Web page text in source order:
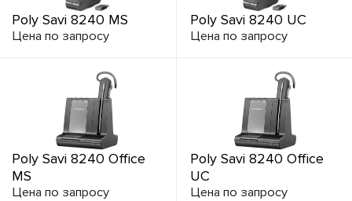
Poly Savi 8240 MS
Цена по запросу
Poly Savi 8240 UC
Цена по запросу
Poly Savi 8240 Office
MS
Цена по запросу
Poly Savi 8240 Office
UC
Цена по запросу